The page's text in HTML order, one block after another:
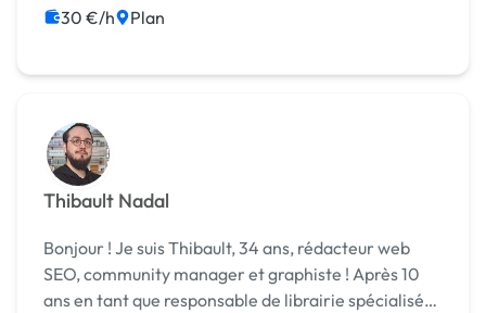
Communication
30 €/h Plan
Thibault Nadal
Bonjour ! Je suis Thibault, 34 ans, rédacteur web
SEO, community manager et graphiste ! Après 10
ans en tant que responsable de librairie spécialisée,